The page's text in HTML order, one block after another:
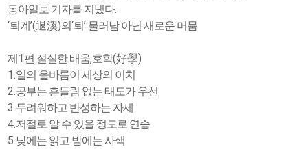
동아일보 기자를 지냈다.
‘퇴계’(退溪)의‘퇴’:물러남 아닌 새로운 머뭄
제 1 편 절실한 배움,호학(好學)
1. 일의 올바름이 세상의 이치
2. 공부는 흔들림 없는 태도가 우선
3. 두려워하고 반성하는 자세
4. 저절로 알 수 있을 정도로 연습
5. 낮에는 읽고 밤에는 사색